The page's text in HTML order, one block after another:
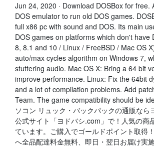
Jun 24, 2020 · Download DOSBox for free.
DOS emulator to run old DOS games.
full x86 pc with sound and DOS. Its main
DOS games on platforms which don't have
8, 8.1 and 10 / Linux / FreeBSD / Mac OS
auto/max cycles algorithm on Windows 7,
stuttering audio. Mac OS X: Bring a 64 bit
improve performance. Linux: Fix the 64bit
and a lot of compilation problems. Add
Team. The game compatibility should be
ソコン リュック・バックパックの通販なら
公式サイト「ヨドバシ.com」で！人気の商
ています。ご購入でゴールドポイント取得
へ全品配達料金無料、即日・翌日お届け実施